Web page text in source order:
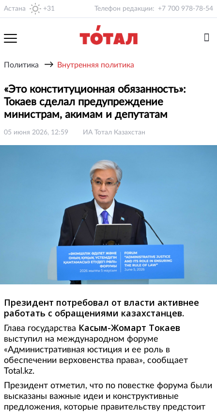
Астана +31 Телефон редакции: +7 700 978-78-54
Политика → Внутренняя политика
«Это конституционная обязанность»:
Токаев сделал предупреждение
министрам, акимам и депутатам
05 июня 2026, 12:59 ИА Тотал Казахстан
Президент потребовал от власти активнее
работать с обращениями казахстанцев.
Глава государства Касым-Жомарт Токаев
выступил на международном форуме
«Административная юстиция и ее роль в
обеспечении верховенства права», сообщает
Total.kz.
Президент отметил, что по повестке форума были
высказаны важные идеи и конструктивные
предложения, которые правительству предстоит